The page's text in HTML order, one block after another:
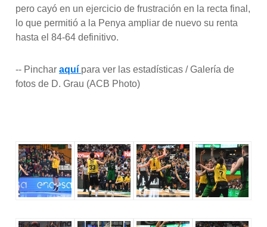
pero cayó en un ejercicio de frustración en la recta final,
lo que permitió a la Penya ampliar de nuevo su renta
hasta el 84-64 definitivo.
-- Pinchar aquí para ver las estadísticas / Galería de
fotos de D. Grau (ACB Photo)